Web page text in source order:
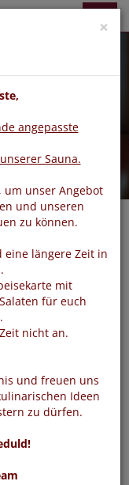
-
×
angepasste
Sauna.
um unser Angebot
und unseren
zu können.
eine längere Zeit in
mit
für euch
nicht an.
und freuen uns
Ideen
zu dürfen.